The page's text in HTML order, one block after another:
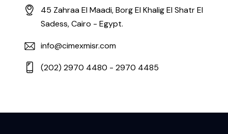
45 Zahraa El Maadi, Borg El Khalig El Shatr El
Sadess, Cairo - Egypt.
info@cimexmisr.com
(202) 2970 4480 - 2970 4485